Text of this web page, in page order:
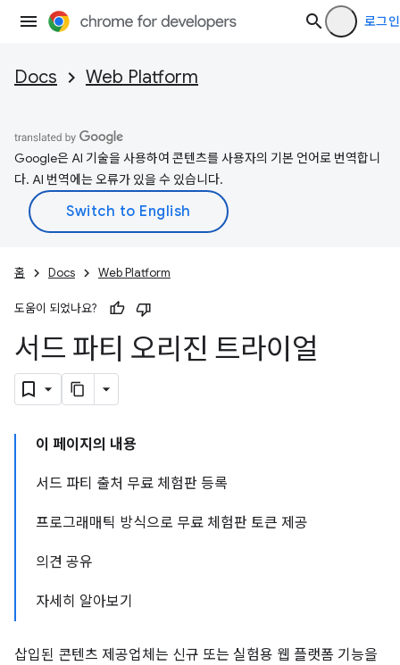
로그인
Docs Web Platform
Google은 AI 기술을 사용하여 콘텐츠를 사용자의 기본 언어로 번역합니
다. AI 번역에는 오류가 있을 수 있습니다.
홈 Docs Web Platform
도움이 되었나요?
서드 파티 오리진 트라이얼
이 페이지의 내용
서드 파티 출처 무료 체험판 등록
프로그래매틱 방식으로 무료 체험판 토큰 제공
의견 공유
자세히 알아보기
삽입된 콘텐츠 제공업체는 신규 또는 실험용 웹 플랫폼 기능을